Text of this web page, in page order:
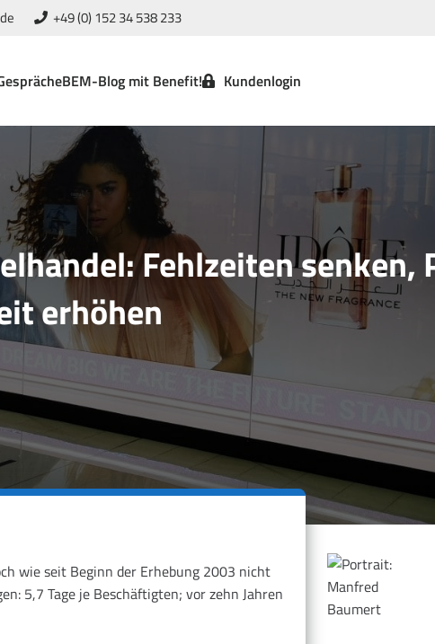
+49 (0) 152 34 538 233
BEM-Blog mit Benefit! Kundenlogin
Fehlzeiten senken,
erhöhen
wie seit Beginn der Erhebung 2003 nicht
5,7 Tage je Beschäftigten; vor zehn Jahren